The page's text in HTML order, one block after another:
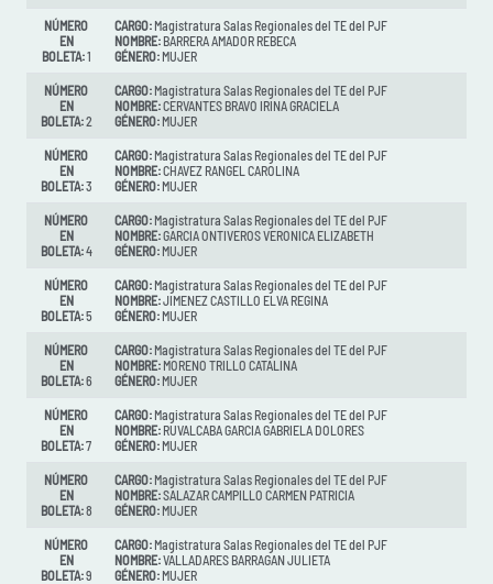
NÚMERO
EN
BOLETA:1
CARGO: Magistratura Salas Regionales del TE del PJF
NOMBRE: BARRERA AMADOR REBECA
GÉNERO: MUJER
NÚMERO
EN
BOLETA:2
CARGO: Magistratura Salas Regionales del TE del PJF
NOMBRE:CERVANTES BRAVO IRINA GRACIELA
GÉNERO: MUJER
NÚMERO
EN
BOLETA:3
CARGO: Magistratura Salas Regionales del TE del PJF
NOMBRE:CHAVEZ RANGEL CAROLINA
GÉNERO: MUJER
NÚMERO
EN
BOLETA:4
CARGO: Magistratura Salas Regionales del TE del PJF
NOMBRE:GARCIA ONTIVEROS VERONICA ELIZABETH
GÉNERO: MUJER
NÚMERO
EN
BOLETA:5
CARGO: Magistratura Salas Regionales del TE del PJF
NOMBRE:JIMENEZ CASTILLO ELVA REGINA
GÉNERO: MUJER
NÚMERO
EN
BOLETA:6
CARGO: Magistratura Salas Regionales del TE del PJF
NOMBRE: MORENO TRILLO CATALINA
GÉNERO: MUJER
NÚMERO
EN
BOLETA:7
CARGO: Magistratura Salas Regionales del TE del PJF
NOMBRE: RUVALCABA GARCIA GABRIELA DOLORES
GÉNERO: MUJER
NÚMERO
EN
BOLETA:8
CARGO: Magistratura Salas Regionales del TE del PJF
NOMBRE:SALAZAR CAMPILLO CARMEN PATRICIA
GÉNERO: MUJER
NÚMERO
EN
BOLETA:9
CARGO: Magistratura Salas Regionales del TE del PJF
NOMBRE:VALLADARES BARRAGAN JULIETA
GÉNERO: MUJER